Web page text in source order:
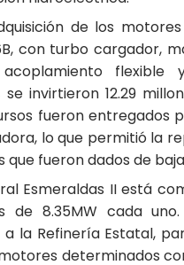
de los motores
con turbo cargador,
flexible
se invirtieron 12.29
fueron entregados
lo que permitió la
que fueron dados de baja
Esmeraldas II está
de 8.35MW cada
la Refinería Estatal,
determinados